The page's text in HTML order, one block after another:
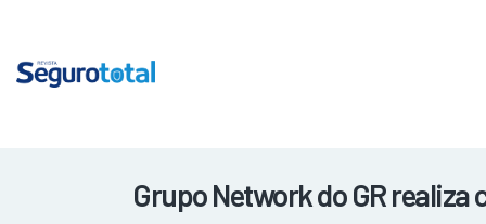
Grupo Network do GR